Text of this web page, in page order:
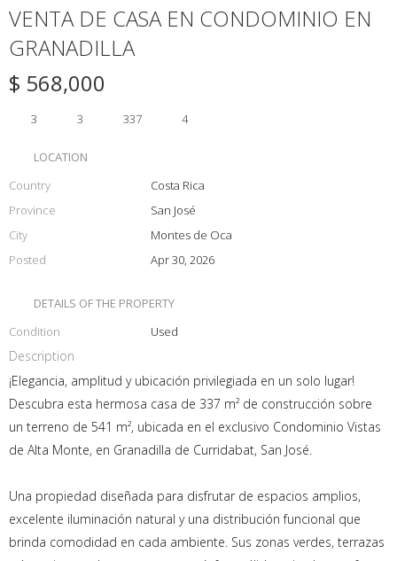
VENTA DE CASA EN CONDOMINIO EN
GRANADILLA
$ 568,000
3 3 337 4
LOCATION
Country
Costa Rica
Province
San José
City
Montes de Oca
Posted
Apr 30, 2026
DETAILS OF THE PROPERTY
Condition
Used
Description
¡Elegancia, amplitud y ubicación privilegiada en un solo lugar!
Descubra esta hermosa casa de 337 m² de construcción sobre
un terreno de 541 m², ubicada en el exclusivo Condominio Vistas
de Alta Monte, en Granadilla de Curridabat, San José.
Una propiedad diseñada para disfrutar de espacios amplios,
excelente iluminación natural y una distribución funcional que
brinda comodidad en cada ambiente. Sus zonas verdes, terrazas